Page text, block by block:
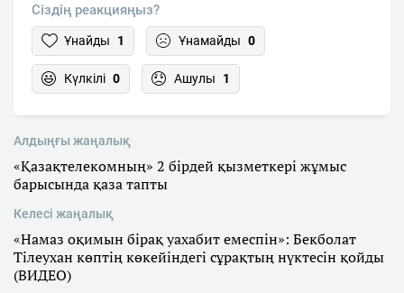
Сіздің реакцияңыз?
Ұнайды 1 Ұнамайды 0
Күлкілі 0 Ашулы 1
Алдыңғы жаңалық
«Қазақтелекомның» 2 бірдей қызметкері жұмыс
барысында қаза тапты
Келесі жаңалық
«Намаз оқимын бірақ уахабит емеспін»: Бекболат
Тілеухан көптің көкейіндегі сұрақтың нүктесін қойды
(ВИДЕО)